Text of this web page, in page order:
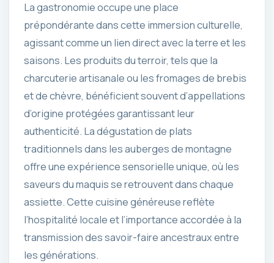
La gastronomie occupe une place
prépondérante dans cette immersion culturelle,
agissant comme un lien direct avec la terre et les
saisons. Les produits du terroir, tels que la
charcuterie artisanale ou les fromages de brebis
et de chèvre, bénéficient souvent d’appellations
d’origine protégées garantissant leur
authenticité. La dégustation de plats
traditionnels dans les auberges de montagne
offre une expérience sensorielle unique, où les
saveurs du maquis se retrouvent dans chaque
assiette. Cette cuisine généreuse reflète
l’hospitalité locale et l’importance accordée à la
transmission des savoir-faire ancestraux entre
les générations.